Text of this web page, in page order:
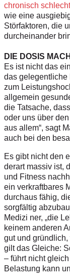
chronisch
wie eine
Störfaktoren, die
durcheinander
DIE DOSIS
Es ist nicht das
das gelegentliche
zum
allgemein
die Tatsache,
oder uns über
aus allem“, sagt
auch bei den
Es gibt nicht den
derart massiv ist,
und Fitness
ein verkraftbares
durchaus fähig,
sorgfältig
Medizi ner, „die
keinem anderen
gut und gründlich,
gilt das Gleiche:
– führt nicht
Belastung kann